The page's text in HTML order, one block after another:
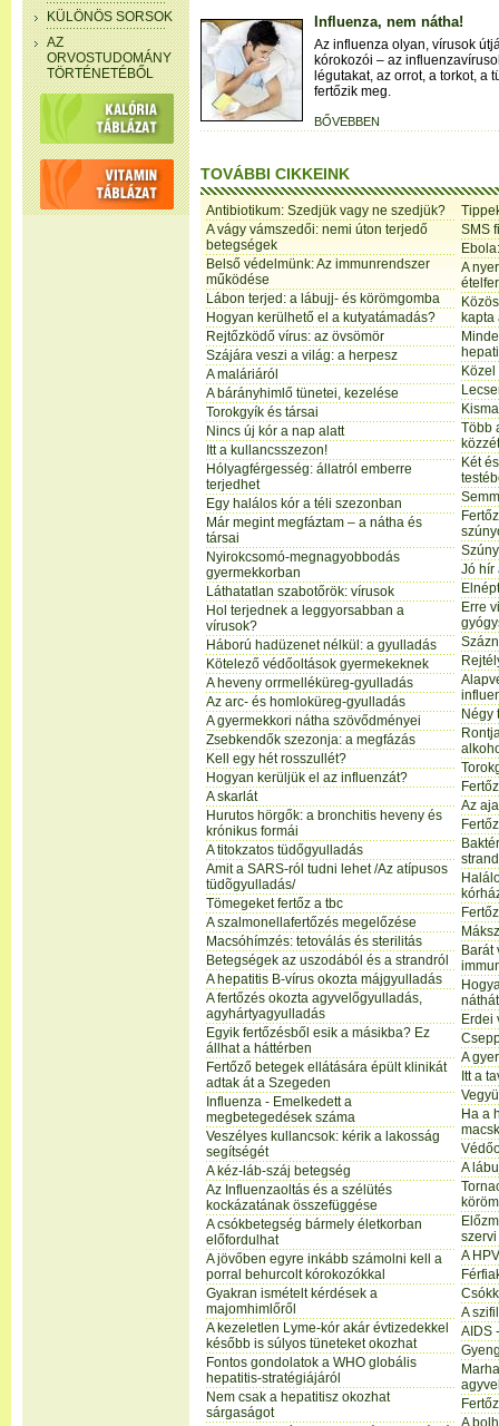
KÜLÖNÖS SORSOK
AZ
ORVOSTUDOMÁNY
TÖRTÉNETÉBŐL
Influenza, nem nátha!
Az influenza olyan, vírusok
kórokozói – az
légutakat, az orrot, a torkot, a
fertőzik meg.
BŐVEBBEN
TOVÁBBI CIKKEINK
Antibiotikum: Szedjük vagy ne szedjük?
A vágy vámszedői: nemi úton terjedő
betegségek
Belső védelmünk: Az immunrendszer
működése
Lábon terjed: a lábujj- és körömgomba
Hogyan kerülhető el a kutyatámadás?
Rejtőzködő vírus: az övsömör
Szájára veszi a világ: a herpesz
A maláriáról
A bárányhimlő tünetei, kezelése
Torokgyík és társai
Nincs új kór a nap alatt
Itt a kullancsszezon!
Hólyagférgesség: állatról emberre
terjedhet
Egy halálos kór a téli szezonban
Már megint megfáztam – a nátha és
társai
Nyirokcsomó-megnagyobbodás
gyermekkorban
Láthatatlan szabotőrök: vírusok
Hol terjednek a leggyorsabban a
vírusok?
Háború hadüzenet nélkül: a gyulladás
Kötelező védőoltások gyermekeknek
A heveny orrmelléküreg-gyulladás
Az arc- és homloküreg-gyulladás
A gyermekkori nátha szövődményei
Zsebkendők szezonja: a megfázás
Kell egy hét rosszullét?
Hogyan kerüljük el az influenzát?
A skarlát
Hurutos hörgők: a bronchitis heveny és
krónikus formái
A titokzatos tüdőgyulladás
Amit a SARS-ról tudni lehet /Az atípusos
tüdõgyulladás/
Tömegeket fertőz a tbc
A szalmonellafertőzés megelőzése
Macsóhímzés: tetoválás és sterilitás
Betegségek az uszodából és a strandról
A hepatitis B-vírus okozta májgyulladás
A fertőzés okozta agyvelőgyulladás,
agyhártyagyulladás
Egyik fertőzésből esik a másikba? Ez
állhat a háttérben
Fertőző betegek ellátására épült klinikát
adtak át a Szegeden
Influenza - Emelkedett a
megbetegedések száma
Veszélyes kullancsok: kérik a lakosság
segítségét
A kéz-láb-száj betegség
Az Influenzaoltás és a szélütés
kockázatának összefüggése
A csókbetegség bármely életkorban
előfordulhat
A jövőben egyre inkább számolni kell a
porral behurcolt kórokozókkal
Gyakran ismételt kérdések a
majomhimlőről
A kezeletlen Lyme-kór akár évtizedekkel
később is súlyos tüneteket okozhat
Fontos gondolatok a WHO globális
hepatitis-stratégiájáról
Nem csak a hepatitisz okozhat
sárgaságot
SMS
A
kapta
Több
Két
Jó hír
Erre
Négy
Az
Barát
Erdei
A
Itt a
Ha a
A
A
A
AIDS
A